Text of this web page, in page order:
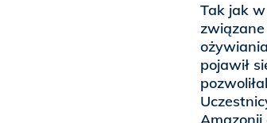
Tak jak
pojawił